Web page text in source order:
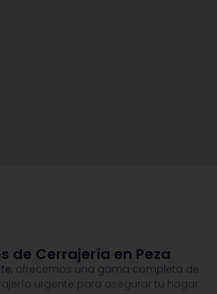
de Cerrajería en Peza
, ofrecemos una gama completa de
urgente para asegurar tu hogar